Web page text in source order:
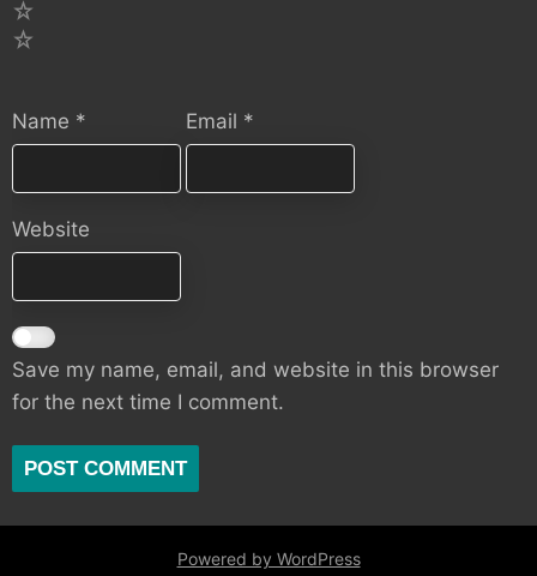
Name * Email *
Website
Save my name, email, and website in this browser
for the next time I comment.
Powered by WordPress